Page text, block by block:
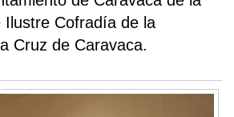
Ilustre Cofradía de la
Cruz de Caravaca.